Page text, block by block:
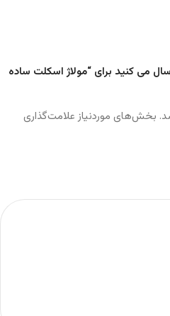
می کنید برای “مولاژ اسکلت ساده
بخش‌های موردنیاز علامت‌گذاری